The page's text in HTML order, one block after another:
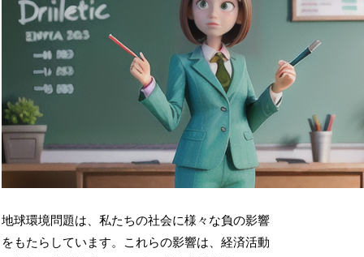
地球環境問題は、私たちの社会に様々な負の影響
をもたらしています。これらの影響は、経済活動